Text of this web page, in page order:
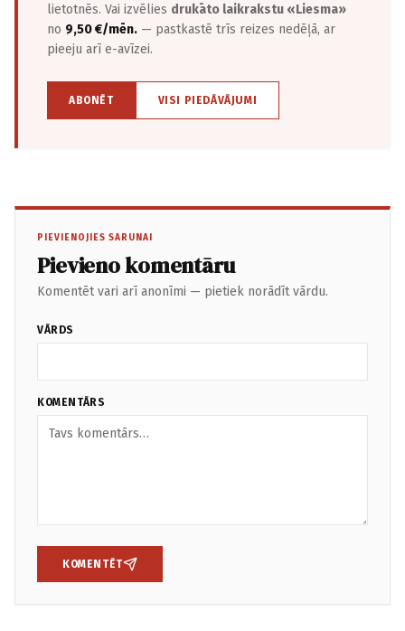
lietotnēs. Vai izvēlies drukāto laikrakstu «Liesma»
no 9,50 €/mēn. — pastkastē trīs reizes nedēļā, ar
pieeju arī e-avīzei.
ABONĒT VISI PIEDĀVĀJUMI
PIEVIENOJIES SARUNAI
Pievieno komentāru
Komentēt vari arī anonīmi — pietiek norādīt vārdu.
VĀRDS
KOMENTĀRS
KOMENTĒT